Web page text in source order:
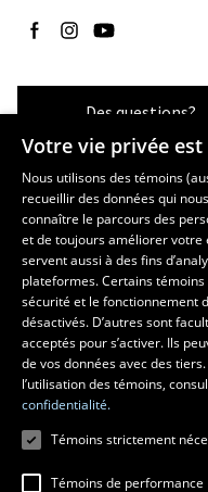
Suivez-nous sur Facebook
Suivez-nous sur
Suivez-nous sur
Des questions?
Les écoles et la recherche
École d’art
École supérieure
régional
École de design
Centre de recherche en
Votre vie privée
Nous utilisons des témoins
recueillir des données qui
connaître le parcours des
et de toujours améliorer votre
servent aussi à des fins
plateformes. Certains
sécurité et le fonctionnement
désactivés. D’autres sont
acceptés pour s’activer. Ils
de vos données avec des
l’utilisation des témoins,
confidentialité.
Témoins strictement
Témoins de performance